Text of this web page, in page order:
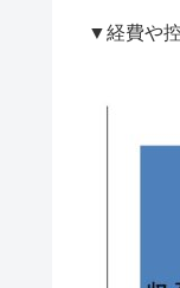
▼経費や